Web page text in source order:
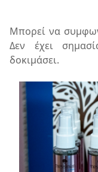
Μπορεί να
Δεν έχει
δοκιμάσει.